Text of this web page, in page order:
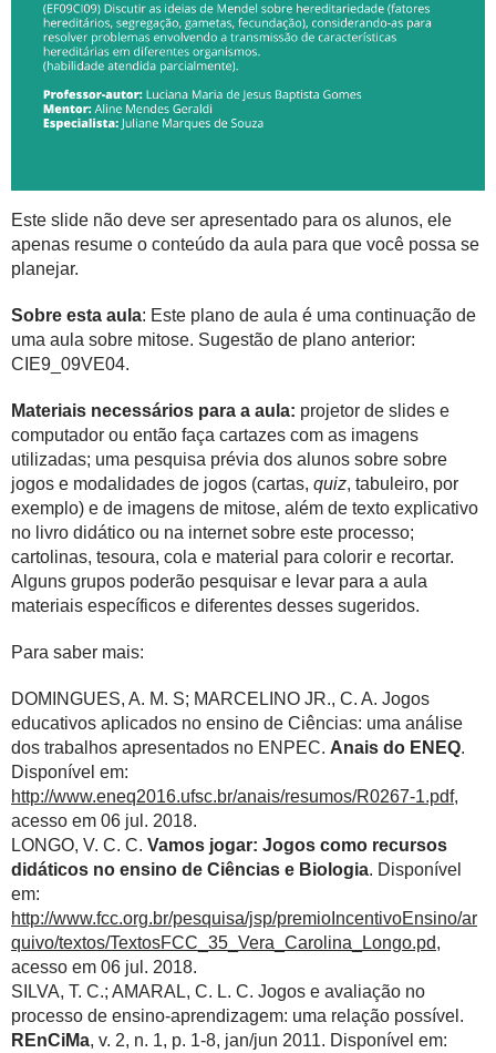
Este slide não deve ser apresentado para os alunos, ele
apenas resume o conteúdo da aula para que você possa se
planejar.
Sobre esta aula: Este plano de aula é uma continuação de
uma aula sobre mitose. Sugestão de plano anterior:
CIE9_09VE04.
Materiais necessários para a aula: projetor de slides e
computador ou então faça cartazes com as imagens
utilizadas; uma pesquisa prévia dos alunos sobre sobre
jogos e modalidades de jogos (cartas, quiz, tabuleiro, por
exemplo) e de imagens de mitose, além de texto explicativo
no livro didático ou na internet sobre este processo;
cartolinas, tesoura, cola e material para colorir e recortar.
Alguns grupos poderão pesquisar e levar para a aula
materiais específicos e diferentes desses sugeridos.
Para saber mais:
DOMINGUES, A. M. S; MARCELINO JR., C. A. Jogos
educativos aplicados no ensino de Ciências: uma análise
dos trabalhos apresentados no ENPEC. Anais do ENEQ.
Disponível em:
http://www.eneq2016.ufsc.br/anais/resumos/R0267-1.pdf,
acesso em 06 jul. 2018.
LONGO, V. C. C. Vamos jogar: Jogos como recursos
didáticos no ensino de Ciências e Biologia. Disponível
em:
http://www.fcc.org.br/pesquisa/jsp/premioIncentivoEnsino/ar
quivo/textos/TextosFCC_35_Vera_Carolina_Longo.pd,
acesso em 06 jul. 2018.
SILVA, T. C.; AMARAL, C. L. C. Jogos e avaliação no
processo de ensino-aprendizagem: uma relação possível.
REnCiMa, v. 2, n. 1, p. 1-8, jan/jun 2011. Disponível em: